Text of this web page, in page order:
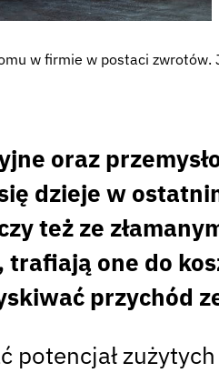
w firmie w postaci
oraz
dzieje w
też ze
one do
przychód
potencjał